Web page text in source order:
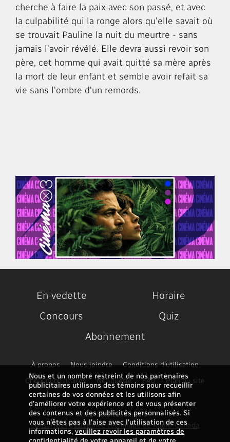
cherche à faire la paix avec son passé, et avec
la culpabilité qui la ronge alors qu'elle savait où
se trouvait Pauline la nuit du meurtre - sans
jamais l'avoir révélé. Elle devra aussi revoir son
père, cet homme qui avait quitté sa mère après
la mort de leur enfant et semble avoir refait sa
vie sans l'ombre d'un remords.
Nous et un nombre restreint de nos partenaires
publicitaires utilisons des témoins pour recueillir
certaines de vos données et les utilisons afin
d’améliorer votre expérience et de vous présenter
des contenus et des publicités personnalisés. Si
vous n'êtes pas à l'aise avec l'utilisation de ces
informations,veuillez revoir les paramètres de
confidentialité de votre appareil et de votre
En vedette
Horaire
Concours
Quiz
Abonnement
À propos Nous joindre
Conditions d'utilisation
Choix publicitaires
Nétiquette FAQ Plan du site
Problème technique ?
Consultez l'assistance technique de Radio-Canada